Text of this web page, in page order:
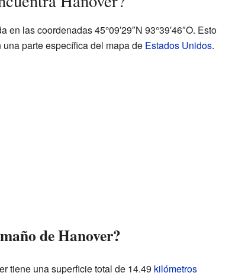
en las coordenadas 45°09′29″N 93°39′46″O. Esto
parte específica del mapa de Estados Unidos.
de Hanover?
tiene una superficie total de 14.49 kilómetros